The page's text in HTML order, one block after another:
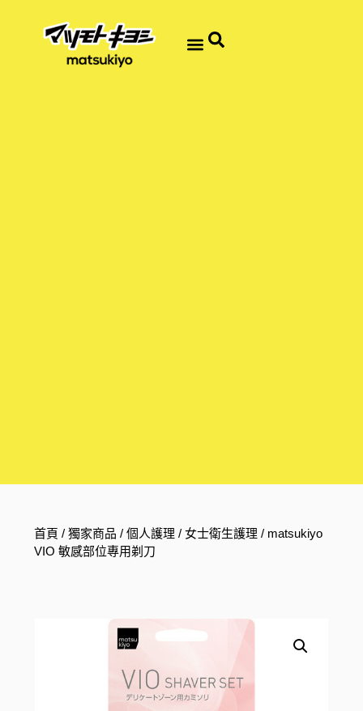
首頁 /獨家商品 /個人護理 /女士衛生護理 / matsukiyo
VIO 敏感部位專用剃刀